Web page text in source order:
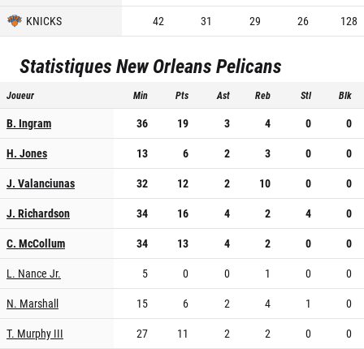
KNICKS
42 31 29 26 128
StatistiquesNew Orleans Pelicans
Joueur Min Pts Ast Reb Stl Blk
B. Ingram 36 19 3 4 0
0
H. Jones
13 6 2 3 0
0
J. Valanciunas
32 12 2 10 0
0
J. Richardson
34 16 4 2 4
0
C. McCollum
34 13 4 2 0
0
L. Nance Jr.
5 0 0 1 0
0
N. Marshall
15 6 2 4 1
0
T. Murphy III
27 11 2 2 0
0